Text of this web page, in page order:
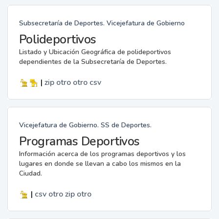
Subsecretaría de Deportes. Vicejefatura de Gobierno
Polideportivos
Listado y Ubicación Geográfica de polideportivos
dependientes de la Subsecretaría de Deportes.
| zip otro otro csv
Vicejefatura de Gobierno. SS de Deportes.
Programas Deportivos
Información acerca de los programas deportivos y los
lugares en donde se llevan a cabo los mismos en la
Ciudad.
| csv otro zip otro